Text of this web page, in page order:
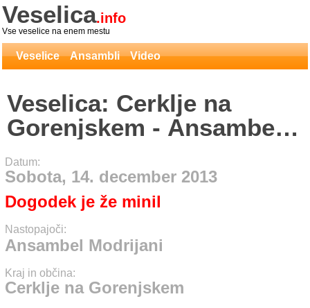
Veselica.info
Vse veselice na enem mestu
Veselice Ansambli Video
Veselica: Cerklje na
Gorenjskem - Ansambel
Modrijani
Datum:
Sobota, 14. december 2013
Dogodek je že minil
Nastopajoči:
Ansambel Modrijani
Kraj in občina:
Cerklje na Gorenjskem